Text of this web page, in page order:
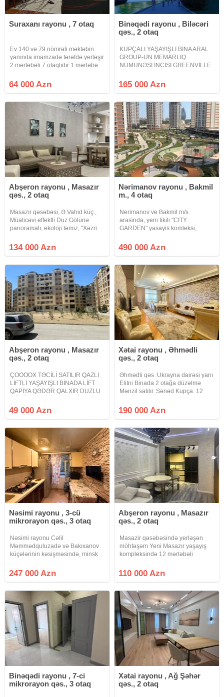
Suraxanı rayonu , 7 otaq
Ev 140 və 79 nömrəli məktəbin
yanında imamzadə tərəfdə yerləşir
2 mərtəbəli 7 otaqlıdır 1 mərtəbə
evə qeydiyyata düşmək
mümkündür kamunal ada
64 000 Azn
Binəqədi rayonu , Biləcəri
qəs., 2 otaq
KUPÇALI YAŞAYIŞLI BİNA ARAL
GROUP-UN MEMARLIQ
NÜMUNƏSİ İNCİSİ GREENVİLLE
QİSMƏN TƏMİRLİ QAZLI LİFTLİ
PRESTİJLİ ELİT YAŞAYIŞ
KEYFİYYƏTLİ Avtovağzal
kompleksinin yaxınlığında
165 000 Azn
Abşeron rayonu , Masazır
qəs., 2 otaq
Masazır qəsəbəsi, Ə.Vahid küç.,
Müalicəvi effektli Duz Gölünə
panoramalı, ekoloji təmiz, "Xəzri
mərtəbəli binanın 6-cı
mərtəbəsində yerləşən 65 kv/m
134 000 Azn
Nərimanov rayonu , Bakmil
m., 4 otaq
Nerimanov ve Bakmil m/s
arasinda, yeni tikili "CITY
GARDEN" yasayis komleksi,
umumi sahesi 128 kv m olan
qanuni 4 otaqli menzil satilir.
sanuzel, su,
490 000 Azn
Abşeron rayonu , Masazır
qəs., 2 otaq
ÇOOOOX TƏCİLİ SATILIR QAZLI
LİFTLİ YAŞAYIŞLI BİNADA LİFT
QAPIYA QƏDƏR QALXIR DUZLU
NƏFƏS YAŞAYIŞ KOMPLEKSİ
MASAZIR. Masazırın ən sakit ideal
ətrafında havası təmiz
49 000 Azn
Xətai rayonu , Əhmədli
qəs., 2 otaq
Əhmədli qəs. Ukrayna dairəsi yanı
Elitni Binada 2 otağa düzəlmə
Mənzil satılır. Sənəd Kupça. 12
70 kv. Binada 2 Sürətli lift
həmçinin 2 Mərtəbəli Yeraltı
190 000 Azn
Nəsimi rayonu , 3-cü
mikrorayon qəs., 3 otaq
Nəsimi rayonu Cəlil
Məmmədquluzadə və Bakıxanov
küçələrinin kəsişməsində, minsk
mərtəbəsində, 3 otaqlı 70 kv.m. pol
parket, podvallı, orta təmirli mənzil
247 000 Azn
Abşeron rayonu , Masazır
qəs., 2 otaq
Masazir qəsəbəsində yerləşən
möhtəşəm Yeni Masazır yaşayış
kompleksində 12 mərtəbəli
55 kv.m.olan kupçalı, ipotekaya
yararlı, super təmirli, əşyalı, dosta,
110 000 Azn
Binəqədi rayonu , 7-ci
mikrorayon qəs., 3 otaq
Xətai rayonu , Ağ Şəhər
qəs., 2 otaq